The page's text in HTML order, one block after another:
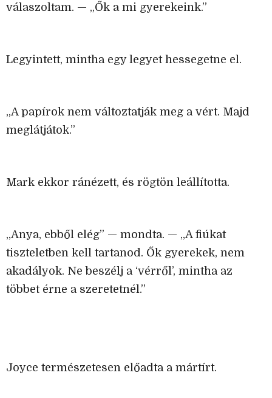
válaszoltam. — „Ők a mi gyerekeink.”
Legyintett, mintha egy legyet hessegetne el.
„A papírok nem változtatják meg a vért. Majd
meglátjátok.”
Mark ekkor ránézett, és rögtön leállította.
„Anya, ebből elég” — mondta. — „A fiúkat
tiszteletben kell tartanod. Ők gyerekek, nem
akadályok. Ne beszélj a ‘vérről’, mintha az
többet érne a szeretetnél.”
Joyce természetesen előadta a mártírt.